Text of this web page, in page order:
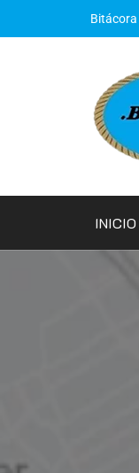
Bitácora
INICIO